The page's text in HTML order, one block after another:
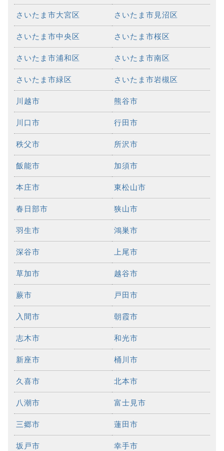
さいたま市大宮区 さいたま市見沼区
さいたま市中央区 さいたま市桜区
さいたま市浦和区 さいたま市南区
さいたま市緑区 さいたま市岩槻区
川越市 熊谷市
川口市 行田市
秩父市 所沢市
飯能市 加須市
本庄市 東松山市
春日部市 狭山市
羽生市 鴻巣市
深谷市 上尾市
草加市 越谷市
蕨市 戸田市
入間市 朝霞市
志木市 和光市
新座市 桶川市
久喜市 北本市
八潮市 富士見市
三郷市 蓮田市
坂戸市 幸手市